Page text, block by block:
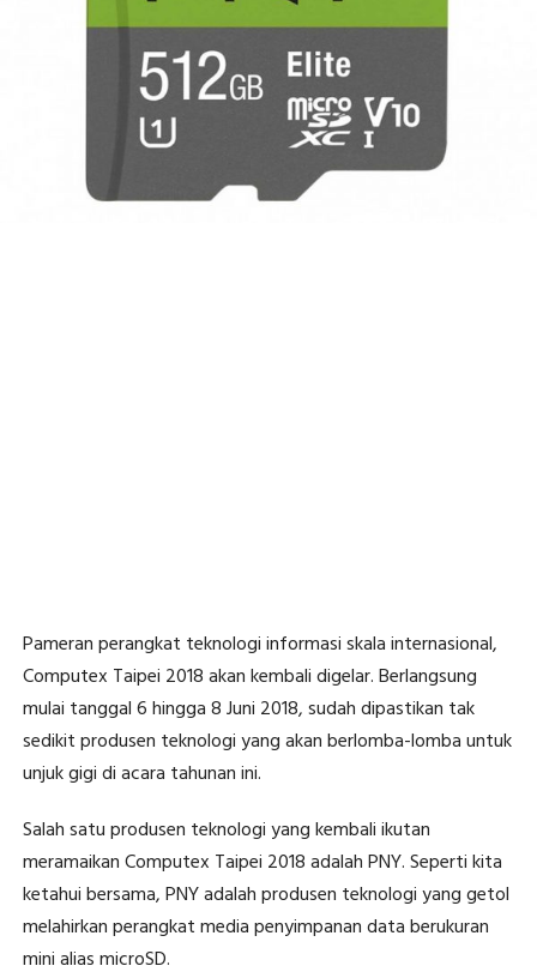
Pameran perangkat teknologi informasi skala internasional,
Computex Taipei 2018 akan kembali digelar. Berlangsung
mulai tanggal 6 hingga 8 Juni 2018, sudah dipastikan tak
sedikit produsen teknologi yang akan berlomba-lomba untuk
unjuk gigi di acara tahunan ini.
Salah satu produsen teknologi yang kembali ikutan
meramaikan Computex Taipei 2018 adalah PNY. Seperti kita
ketahui bersama, PNY adalah produsen teknologi yang getol
melahirkan perangkat media penyimpanan data berukuran
mini alias microSD.